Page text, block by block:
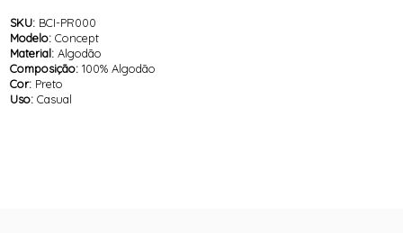
SKU: BCI-PR000
Modelo: Concept
Material: Algodão
Composição: 100% Algodão
Cor: Preto
Uso: Casual